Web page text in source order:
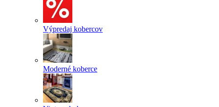
Výpredaj kobercov
Moderné koberce